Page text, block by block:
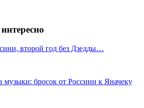
второй год без Дзедды…
музыки: бросок от Россини к Яначеку